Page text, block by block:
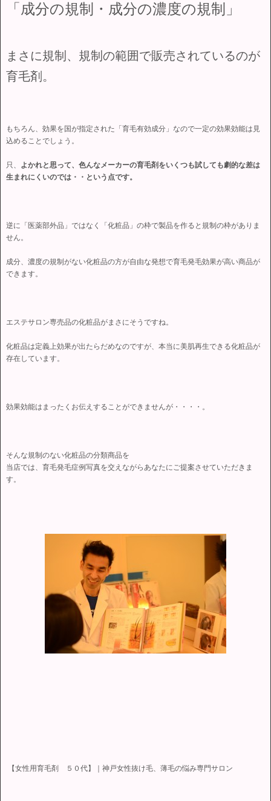
「成分の規制・成分の濃度の規制」
まさに規制、規制の範囲で販売されているのが
育毛剤。
もちろん、効果を国が指定された「育毛有効成分」なので一定の効果効能は見
込めることでしょう。
只、
よかれと思って、色んなメーカーの育毛剤をいくつも試しても劇的な差は
生まれにくいのでは・・という点です。
逆に「医薬部外品」ではなく「化粧品」の枠で製品を作ると規制の枠がありま
せん。
成分、濃度の規制がない化粧品の方が自由な発想で育毛発毛効果が高い商品が
できます。
エステサロン専売品の化粧品がまさにそうですね。
化粧品は定義上効果が出たらだめなのですが、本当に美肌再生できる化粧品が
存在しています。
効果効能はまったくお伝えすることができませんが・・・・。
そんな規制のない化粧品の分類商品を
当店では、育毛発毛症例写真を交えながらあなたにご提案させていただきま
す。
【女性用育毛剤 ５０代】｜神戸女性抜け毛、薄毛の悩み専門サロン